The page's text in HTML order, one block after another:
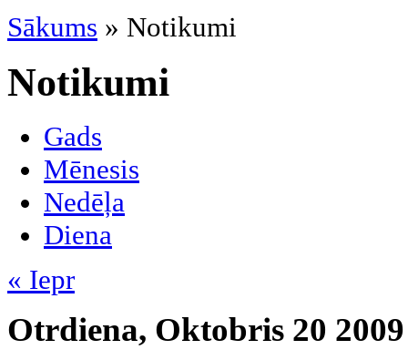
Sākums » Notikumi
Notikumi
Gads
Mēnesis
Nedēļa
Diena
« Iepr
Otrdiena, Oktobris 20 2009